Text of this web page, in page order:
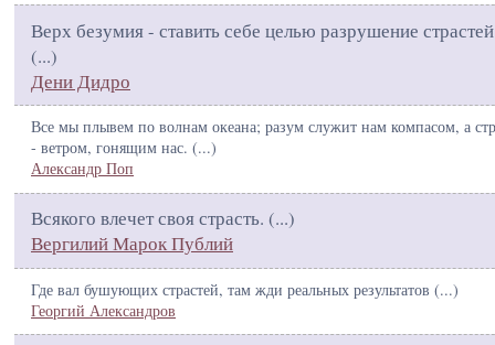
Верх безумия - ставить себе целью разрушение
(...)
Дени Дидро
Все мы плывем по волнам океана; разум служит нам компасом, а
- ветром, гонящим нас. (...)
Александр Поп
Всякого влечет своя страсть. (...)
Вергилий Марок Публий
Где вал бушующих страстей, там жди реальных результатов (...)
Георгий Александров